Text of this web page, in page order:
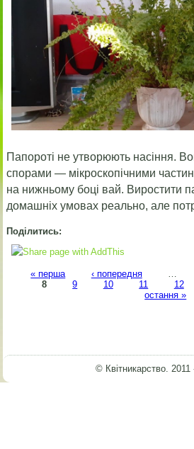
Папороті не утворюють насіння.
спорами — мікроскопічними
на нижньому боці вай. Виростити
домашніх умовах реально, але
Поділитись:
Сторінки
« перша ‹ попередня
8
9 10 11 12
остання »
© Квітникарство. 2011